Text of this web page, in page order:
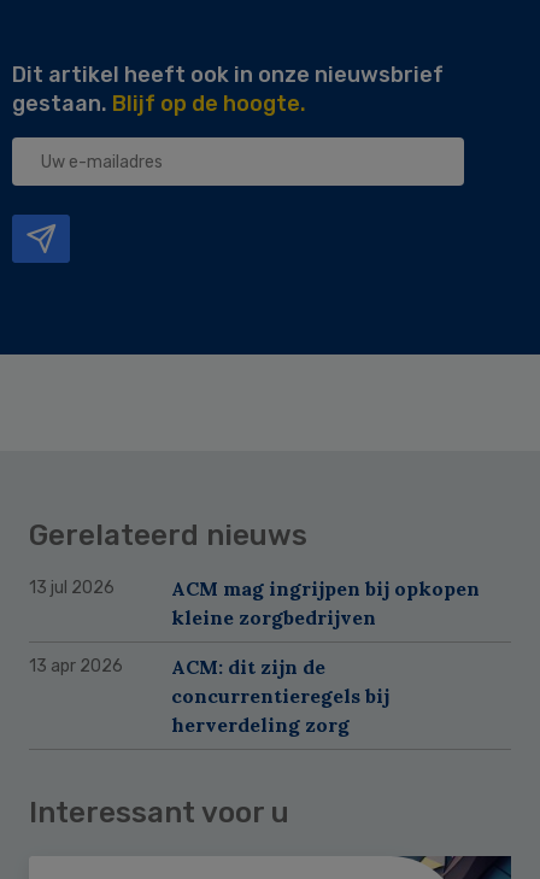
Dit artikel heeft ook in onze nieuwsbrief
gestaan. Blijf op de hoogte.
Uw
Gerelateerd nieuws
13 jul 2026
ACM mag ingrijpen bij opkopen
kleine zorgbedrijven
13 apr 2026
ACM: dit zijn de
concurrentieregels bij
herverdeling zorg
Interessant voor u